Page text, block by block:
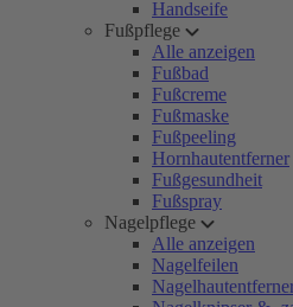
Handseife
Fußpflege
Alle anzeigen
Fußbad
Fußcreme
Fußmaske
Fußpeeling
Hornhautentferner
Fußgesundheit
Fußspray
Nagelpflege
Alle anzeigen
Nagelfeilen